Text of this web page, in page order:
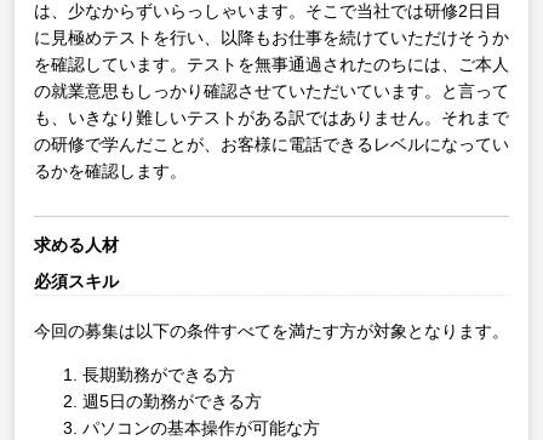
は、少なからずいらっしゃいます。そこで当社では研修2日目
に見極めテストを行い、以降もお仕事を続けていただけそうか
を確認しています。テストを無事通過されたのちには、ご本人
の就業意思もしっかり確認させていただいています。と言って
も、いきなり難しいテストがある訳ではありません。それまで
の研修で学んだことが、お客様に電話できるレベルになってい
るかを確認します。
求める人材
必須スキル
今回の募集は以下の条件すべてを満たす方が対象となります。
長期勤務ができる方
週5日の勤務ができる方
パソコンの基本操作が可能な方